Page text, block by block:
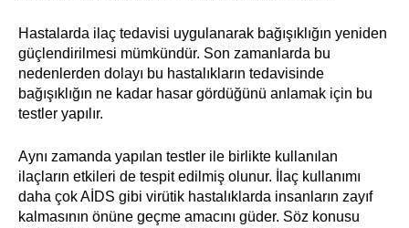
Hastalarda ilaç tedavisi uygulanarak bağışıklığın yeniden
güçlendirilmesi mümkündür. Son zamanlarda bu
nedenlerden dolayı bu hastalıkların tedavisinde
bağışıklığın ne kadar hasar gördüğünü anlamak için bu
testler yapılır.
Aynı zamanda yapılan testler ile birlikte kullanılan
ilaçların etkileri de tespit edilmiş olunur. İlaç kullanımı
daha çok AİDS gibi virütik hastalıklarda insanların zayıf
kalmasının önüne geçme amacını güder. Söz konusu